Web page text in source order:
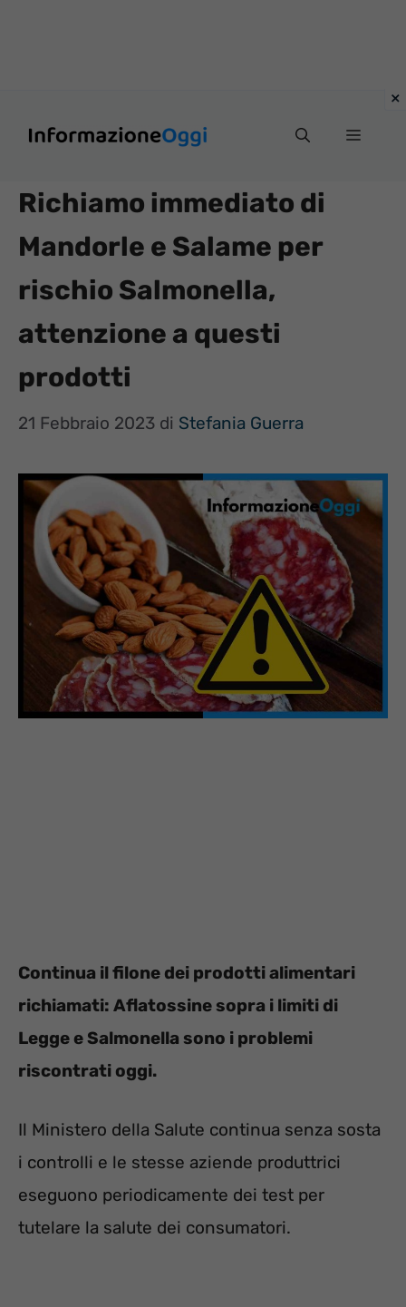
Menu
Richiamo immediato di
Mandorle e Salame per
rischio Salmonella,
attenzione a questi
prodotti
21 Febbraio 2023 di Stefania Guerra
Continua il filone dei prodotti alimentari
richiamati: Aflatossine sopra i limiti di
Legge e Salmonella sono i problemi
riscontrati oggi.
Il Ministero della Salute continua senza sosta
i controlli e le stesse aziende produttrici
eseguono periodicamente dei test per
tutelare la salute dei consumatori.